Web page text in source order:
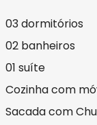
03 dormitórios
02 banheiros
01 suíte
Cozinha com
Sacada com